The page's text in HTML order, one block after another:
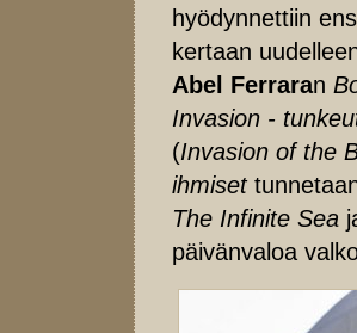
hyödynnettiin
kertaan
Abel Ferraran
Invasion -
(Invasion of the
ihmiset
The Infinite Sea
päivänvaloa